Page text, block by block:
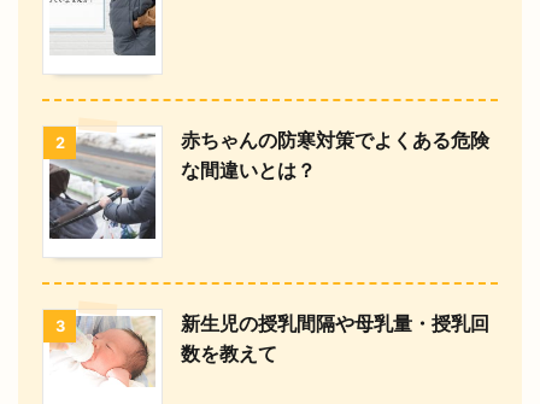
2
赤ちゃんの防寒対策でよくある危険
な間違いとは？
3
新生児の授乳間隔や母乳量・授乳回
数を教えて